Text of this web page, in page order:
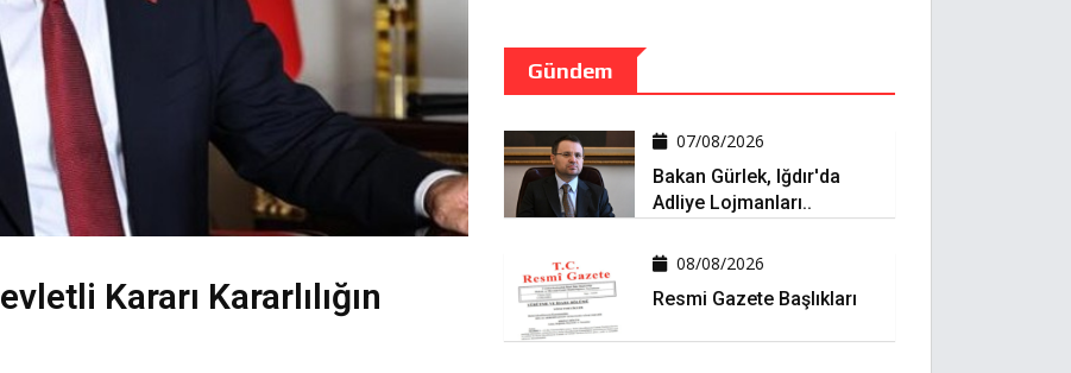
Kararı Kararlılığın
Gündem
07/08/2026
Bakan Gürlek, Iğdır'da
Adliye Lojmanları..
08/08/2026
Resmi Gazete Başlıkları